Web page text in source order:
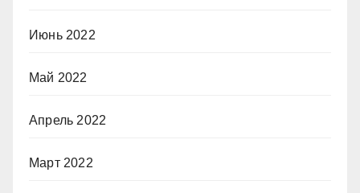
Июнь 2022
Май 2022
Апрель 2022
Март 2022